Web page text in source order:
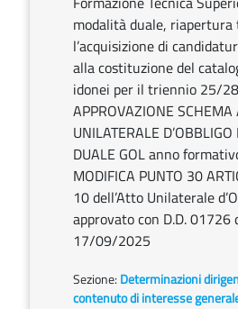
modalità duale,
l’acquisizione di
alla costituzione del
idonei per il triennio 25/
APPROVAZIONE SCHEMA
UNILATERALE
DUALE GOL anno
MODIFICA PUNTO 30
10 dell’Atto Unilaterale
approvato con D.D. 01726
17/09/2025
Sezione: Determinazioni
contenuto di interesse